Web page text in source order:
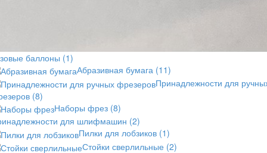
баллоны (1)
Абразивная бумага (11)
Принадлежности для
(8)
Наборы фрез (8)
для шлифмашин (2)
Пилки для лобзиков (1)
Стойки сверлильные (2)